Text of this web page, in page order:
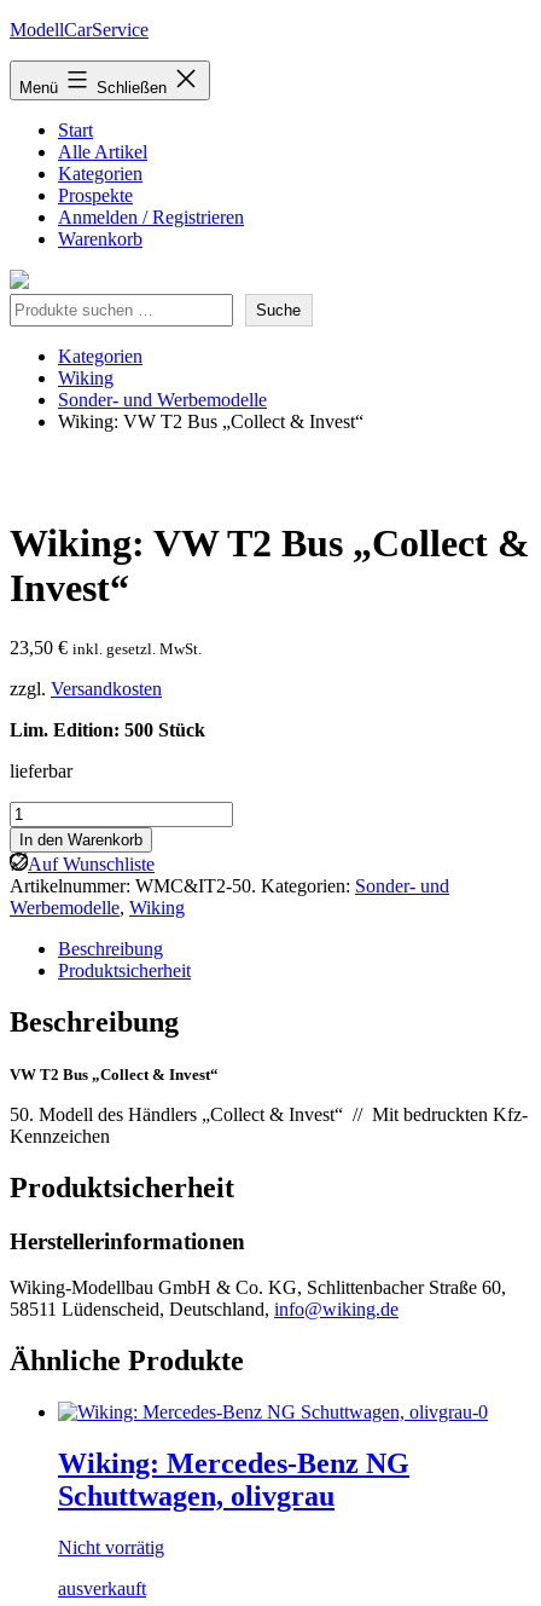
Zum
springen
ModellCarService
Menü Schließen
Start
Alle Artikel
Kategorien
Prospekte
Anmelden / Registrieren
Warenkorb
Suche Suche
Kategorien
Wiking
Sonder- und Werbemodelle
Wiking: VW T2 Bus „Collect & Invest“
Wiking: VW T2 Bus „Collect &
Invest“
23,50 € inkl. gesetzl. MwSt.
zzgl. Versandkosten
Lim. Edition: 500 Stück
lieferbar
Wiking:
VW
T2
Bus
"Collect
&
Invest"
Menge
In den Warenkorb
Auf Wunschliste
Artikelnummer: WMC&IT2-50. Kategorien: Sonder- und
Werbemodelle, Wiking
Beschreibung
Produktsicherheit
Beschreibung
VW T2 Bus „Collect & Invest“
50. Modell des Händlers „Collect & Invest“ // Mit bedruckten Kfz-
Kennzeichen
Produktsicherheit
Herstellerinformationen
Wiking-Modellbau GmbH & Co. KG, Schlittenbacher Straße 60,
58511 Lüdenscheid, Deutschland, info@wiking.de
Ähnliche Produkte
Wiking: Mercedes-Benz NG
Schuttwagen, olivgrau
Nicht vorrätig
ausverkauft